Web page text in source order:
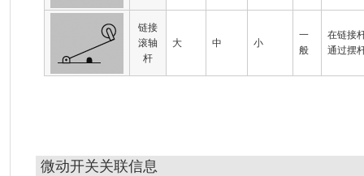
链接
滚轴
杆
大 中 小
一
般
在链接
通过摆
微动开关关联信息